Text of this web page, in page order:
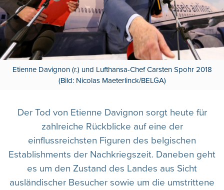
Etienne Davignon (r.) und Lufthansa-Chef Carsten Spohr 2018
(Bild: Nicolas Maeterlinck/BELGA)
Der Tod von Etienne Davignon sorgt heute für
zahlreiche Rückblicke auf eine der
einflussreichsten Figuren des belgischen
Establishments der Nachkriegszeit. Daneben geht
es um den Zustand des Landes aus Sicht
ausländischer Besucher sowie um die umstrittene